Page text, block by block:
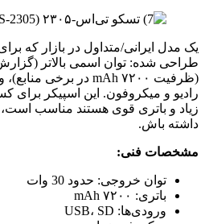
یک مدل ایرانی/متداول در بازار که
رادیو و میکروفون. این اسپیکر برای
زیاد و باتری قوی هستند مناسب است،
داشته باش.
مشخصات فنی:
توان خروجی: حدود 30 وات
باتری: ۷۲۰۰ mAh
ورودی‌ها: USB، SD